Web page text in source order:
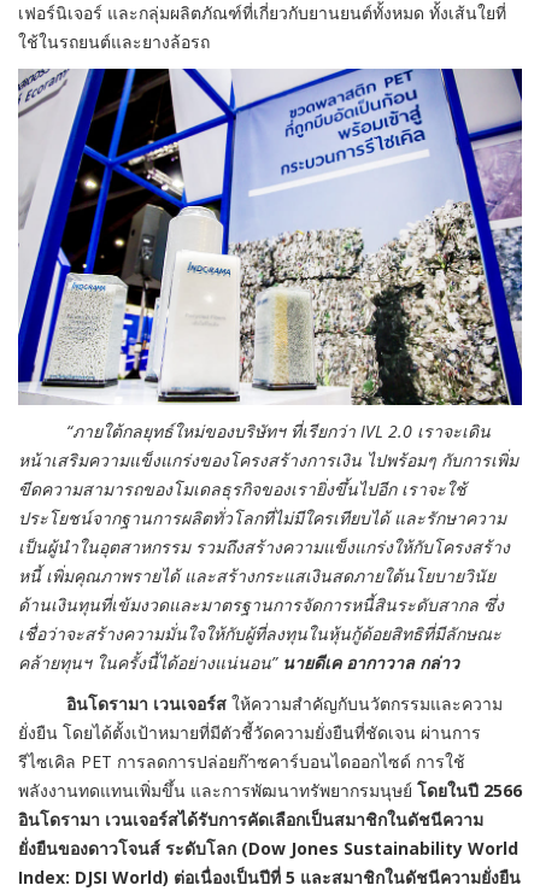
เฟอร์นิเจอร์ และกลุ่มผลิตภัณฑ์ที่เกี่ยวกับยานยนต์ทั้งหมด ทั้งเส้นใยที่
ใช้ในรถยนต์และยางล้อรถ
“ภายใต้กลยุทธ์ใหม่ของบริษัทฯ ที่เรียกว่า IVL 2.0 เราจะเดิน
หน้าเสริมความแข็งแกร่งของโครงสร้างการเงิน ไปพร้อมๆ กับการเพิ่ม
ขีดความสามารถของโมเดลธุรกิจของเรายิ่งขึ้นไปอีก เราจะใช้
ประโยชน์จากฐานการผลิตทั่วโลกที่ไม่มีใครเทียบได้ และรักษาความ
เป็นผู้นำในอุตสาหกรรม รวมถึงสร้างความแข็งแกร่งให้กับโครงสร้าง
หนี้ เพิ่มคุณภาพรายได้ และสร้างกระแสเงินสดภายใต้นโยบายวินัย
ด้านเงินทุนที่เข้มงวดและมาตรฐานการจัดการหนี้สินระดับสากล ซึ่ง
เชื่อว่าจะสร้างความมั่นใจให้กับผู้ที่ลงทุนในหุ้นกู้ด้อยสิทธิที่มีลักษณะ
คล้ายทุนฯ ในครั้งนี้ได้อย่างแน่นอน” นายดีเค อากาวาล กล่าว
อินโดรามา เวนเจอร์ส ให้ความสำคัญกับนวัตกรรมและความ
ยั่งยืน โดยได้ตั้งเป้าหมายที่มีตัวชี้วัดความยั่งยืนที่ชัดเจน ผ่านการ
รีไซเคิล PET การลดการปล่อยก๊าซคาร์บอนไดออกไซด์ การใช้
พลังงานทดแทนเพิ่มขึ้น และการพัฒนาทรัพยากรมนุษย์ โดยในปี 2566
อินโดรามา เวนเจอร์สได้รับการคัดเลือกเป็นสมาชิกในดัชนีความ
ยั่งยืนของดาวโจนส์ ระดับโลก (Dow Jones Sustainability World
Index: DJSI World) ต่อเนื่องเป็นปีที่ 5 และสมาชิกในดัชนีความยั่งยืน